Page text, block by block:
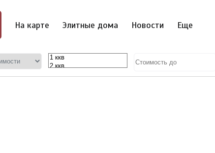
На карте Элитные дома Новости Еще